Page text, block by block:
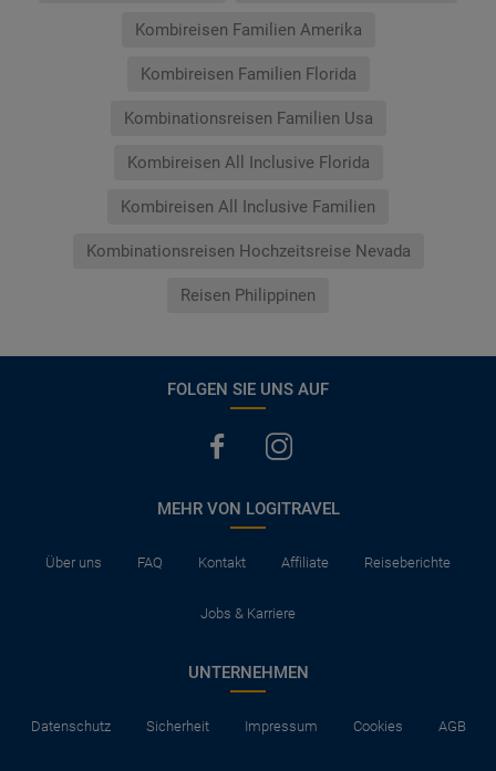
Kombireisen Familien Amerika
Kombireisen Familien Florida
Kombinationsreisen Familien Usa
Kombireisen All Inclusive Florida
Kombireisen All Inclusive Familien
Kombinationsreisen Hochzeitsreise Nevada
Reisen Philippinen
FOLGEN SIE UNS AUF
MEHR VON LOGITRAVEL
Über uns FAQ Kontakt Affiliate Reiseberichte
Jobs & Karriere
UNTERNEHMEN
Datenschutz Sicherheit Impressum Cookies AGB